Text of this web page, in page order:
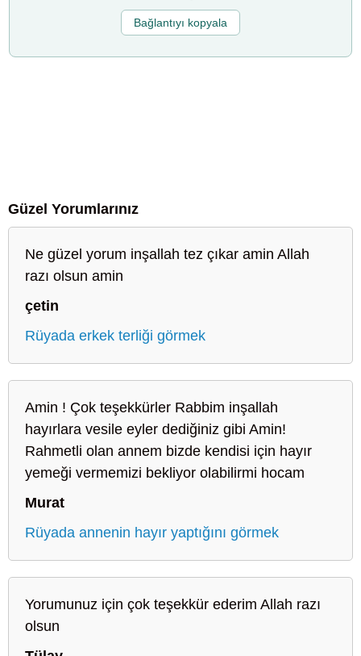
Bağlantıyı kopyala
Güzel Yorumlarınız
Ne güzel yorum inşallah tez çıkar amin Allah
razı olsun amin
çetin
Rüyada erkek terliği görmek
Amin ! Çok teşekkürler Rabbim inşallah
hayırlara vesile eyler dediğiniz gibi Amin!
Rahmetli olan annem bizde kendisi için hayır
yemeği vermemizi bekliyor olabilirmi hocam
Murat
Rüyada annenin hayır yaptığını görmek
Yorumunuz için çok teşekkür ederim Allah razı
olsun